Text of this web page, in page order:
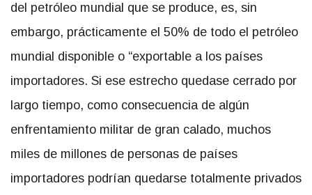
del petróleo mundial que se produce, es, sin
embargo, prácticamente el 50% de todo el petróleo
mundial disponible o “exportable a los países
importadores. Si ese estrecho quedase cerrado por
largo tiempo, como consecuencia de algún
enfrentamiento militar de gran calado, muchos
miles de millones de personas de países
importadores podrían quedarse totalmente privados